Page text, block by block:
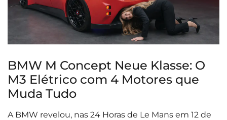
BMW M Concept Neue Klasse: O
M3 Elétrico com 4 Motores que
Muda Tudo
A BMW revelou, nas 24 Horas de Le Mans em 12 de